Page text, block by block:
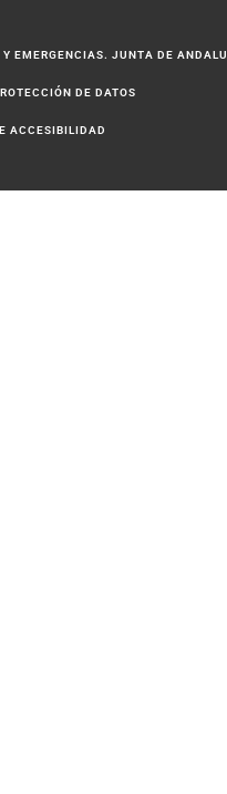
EMERGENCIAS. JUNTA DE
DE DATOS
ACCESIBILIDAD